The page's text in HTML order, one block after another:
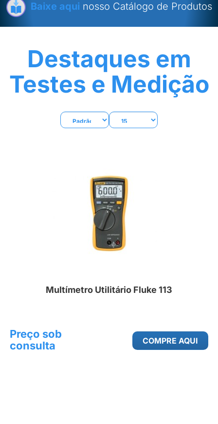
Baixe aqui nosso Catálogo de Produtos
Destaques em
Testes e Medição
Multímetro Utilitário Fluke 113
Preço sob
consulta
COMPRE AQUI